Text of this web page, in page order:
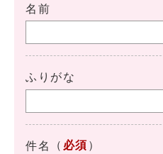
名前
ふりがな
件名 （ 必須 ）